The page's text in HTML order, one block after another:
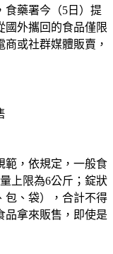
食藥署今（5日）提
國外攜回的食品僅限
或社群媒體販賣，
範，依規定，一般食
上限為6公斤；錠狀
包、袋），合計不得
品拿來販售，即使是